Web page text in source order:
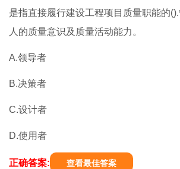
是指直接履行建设工程项目质量职能的
人的质量意识及质量活动能力。
A.领导者
B.决策者
C.设计者
D.使用者
正确答案: 查看最佳答案